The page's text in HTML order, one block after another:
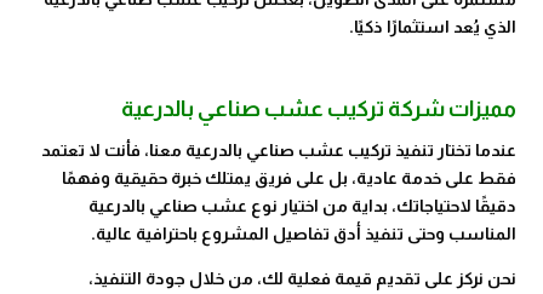
الذي يُعد استثمارًا ذكيًا.
مميزات شركة تركيب عشب صناعي بالدرعية
عندما تختار تنفيذ تركيب عشب صناعي بالدرعية معنا، فأنت لا تعتمد
فقط على خدمة عادية، بل على فريق يمتلك خبرة حقيقية وفهمًا
دقيقًا لاحتياجاتك، بداية من اختيار نوع عشب صناعي بالدرعية
المناسب وحتى تنفيذ أدق تفاصيل المشروع باحترافية عالية.
نحن نركز على تقديم قيمة فعلية لك، من خلال جودة التنفيذ،